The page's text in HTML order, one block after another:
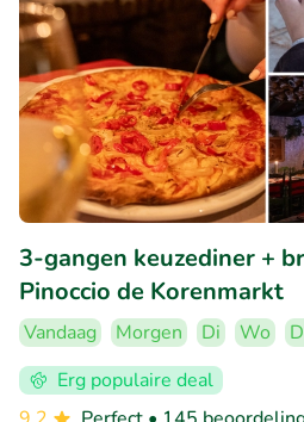
3-gangen keuzediner +
Pinoccio de Korenmarkt
Vandaag Morgen Di Wo
Erg populaire deal